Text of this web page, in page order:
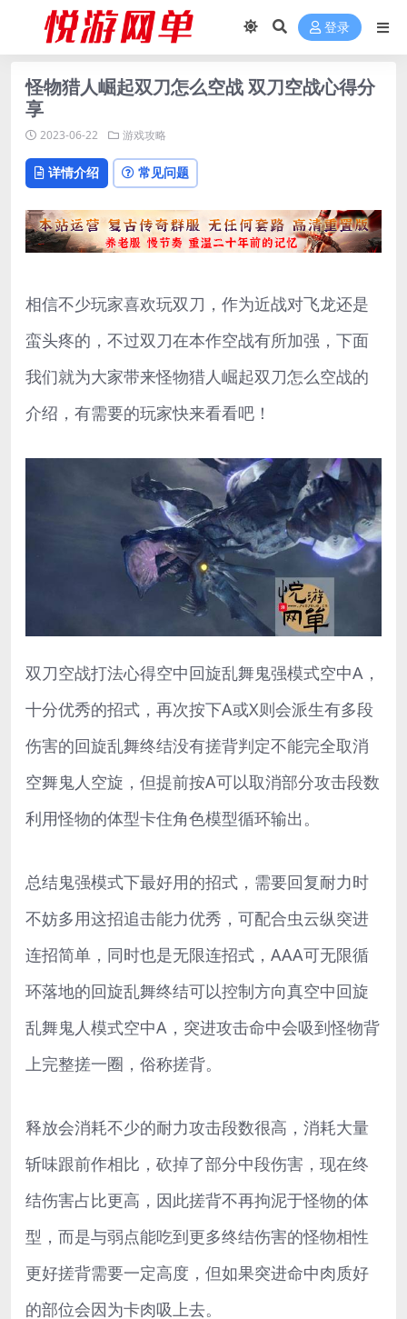
登录
怪物猎人崛起双刀怎么空战 双刀空战心得分
享
2023-06-22 游戏攻略
详情介绍 常见问题
相信不少玩家喜欢玩双刀，作为近战对飞龙还是
蛮头疼的，不过双刀在本作空战有所加强，下面
我们就为大家带来怪物猎人崛起双刀怎么空战的
介绍，有需要的玩家快来看看吧！
双刀空战打法心得空中回旋乱舞鬼强模式空中A，
十分优秀的招式，再次按下A或X则会派生有多段
伤害的回旋乱舞终结没有搓背判定不能完全取消
空舞鬼人空旋，但提前按A可以取消部分攻击段数
利用怪物的体型卡住角色模型循环输出。
总结鬼强模式下最好用的招式，需要回复耐力时
不妨多用这招追击能力优秀，可配合虫云纵突进
连招简单，同时也是无限连招式，AAA可无限循
环落地的回旋乱舞终结可以控制方向真空中回旋
乱舞鬼人模式空中A，突进攻击命中会吸到怪物背
上完整搓一圈，俗称搓背。
释放会消耗不少的耐力攻击段数很高，消耗大量
斩味跟前作相比，砍掉了部分中段伤害，现在终
结伤害占比更高，因此搓背不再拘泥于怪物的体
型，而是与弱点能吃到更多终结伤害的怪物相性
更好搓背需要一定高度，但如果突进命中肉质好
的部位会因为卡肉吸上去。